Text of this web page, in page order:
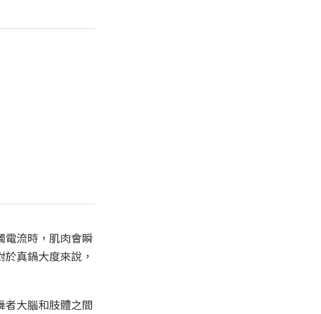
電流時，肌肉會瞬
真鍋大度來說，
者大腦和肢體之間